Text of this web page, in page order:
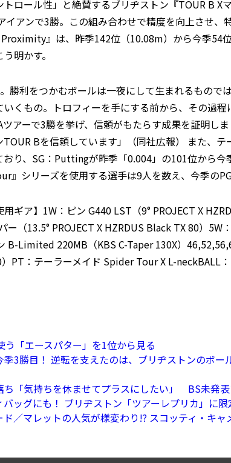
ロール性」と絶賛するブリヂストン『TOUR B X
アンで3勝。この組み合わせで精度を向上させ、
』は、昨季142位（10.08m）から今季54
明かす。
勝利をつかむボールは一夜にして生まれるもので
くもの。トロフィーを手にする前から、その過
アーで3勝を挙げ、信頼がもたらす成果を証明し
Bを信頼しています」（同社広報） また、
り、SG：Puttingが昨季「0.004」の101位から
』シリーズを使用する選手は9人を数え、今季の
用ギア】1W：ピン G440 LST（9° PROJECT X
ー（13.5° PROJECT X HZRDUS Black TX 80）
B-Limited 220MB（KBS C-Taper 130X）
PT：テーラーメイド Spider Tour X L-neckBALL
う「エースパター」を1位から見る
3勝目！ 逆転を支えたのは、ブリヂストンのボー
ち「気持ちを休ませてプラスにしたい」 BS未発
ッグにも！ ブリヂストン「ツアーレプリカ」に
／マレットの人気が様変わり!? スコッティ・キ